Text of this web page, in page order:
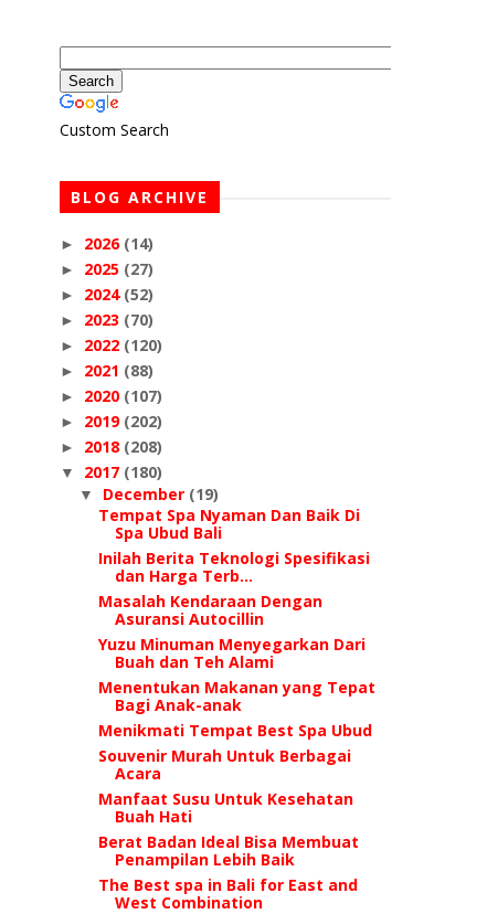
Custom Search
BLOG ARCHIVE
► 2026 (14)
► 2025 (27)
► 2024 (52)
► 2023 (70)
► 2022 (120)
► 2021 (88)
► 2020 (107)
► 2019 (202)
► 2018 (208)
▼ 2017 (180)
▼ December (19)
Tempat Spa Nyaman Dan Baik Di
Spa Ubud Bali
Inilah Berita Teknologi Spesifikasi
dan Harga Terb...
Masalah Kendaraan Dengan
Asuransi Autocillin
Yuzu Minuman Menyegarkan Dari
Buah dan Teh Alami
Menentukan Makanan yang Tepat
Bagi Anak-anak
Menikmati Tempat Best Spa Ubud
Souvenir Murah Untuk Berbagai
Acara
Manfaat Susu Untuk Kesehatan
Buah Hati
Berat Badan Ideal Bisa Membuat
Penampilan Lebih Baik
The Best spa in Bali for East and
West Combination